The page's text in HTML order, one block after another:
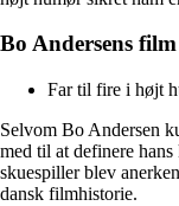
Bo Andersens film
Far til fire i højt
Selvom Bo Andersen
med til at definere
skuespiller blev
dansk filmhistorie.